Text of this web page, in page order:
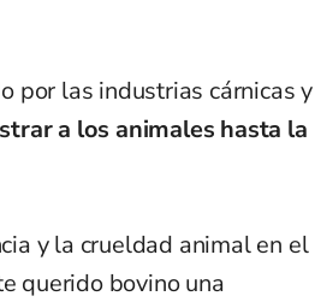
por las industrias cárnicas y
a los animales hasta la
y la crueldad animal en el
querido bovino una